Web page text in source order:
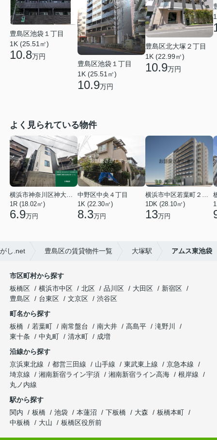
豊島区池袋１丁目
1K (25.51㎡)
10.8万円
豊島区池袋１丁目
1K (25.51㎡)
10.9万円
豊島区北大塚２丁目
1K (22.99㎡)
10.9万円
よく見られている物件
1R (18.02㎡)
6.9万円
中野区中央４丁目
1K (22.30㎡)
8.3万円
1DK (28.10㎡)
13万円
し.net 豊島区の賃貸物件一覧 大塚駅 アムス東池袋
市区町村から探す
板橋区
横浜市中区 北区 品川区 大田区
新宿区
豊島区
台東区 文京区
渋谷区
町名から探す
板橋
若葉町 南常盤台 南大井 高島平
滝野川
東十条
中丸町 清水町
成増
沿線から探す
京浜東北線
都営三田線 山手線 東武東上線
京急本線
埼京線
湘南新宿ライン宇須 湘南新宿ライン高海
根岸線
丸ノ内線
駅から探す
関内
板橋 池袋 本蓮沼 下板橋 大森
板橋本町
中板橋
大山 板橋区役所前